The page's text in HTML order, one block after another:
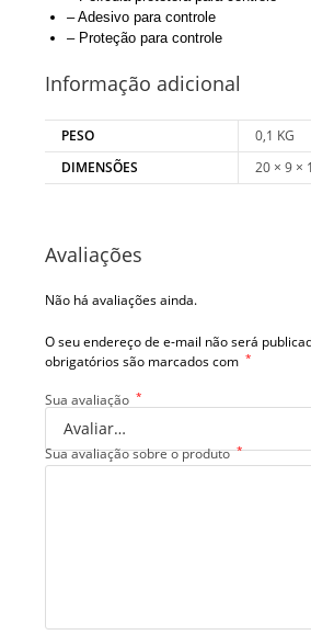
– Adesivo para controle
– Proteção para controle
Informação adicional
PESO
0,1 KG
DIMENSÕES
20 × 9 ×
Avaliações
Não há avaliações ainda.
O seu endereço de e-mail não será
obrigatórios são marcados com *
Sua avaliação *
Sua avaliação sobre o produto *